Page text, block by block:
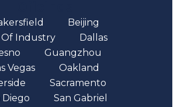
Beijing
Of Industry
Dallas
Guangzhou
Vegas
Oakland
Sacramento
Diego
San Gabriel